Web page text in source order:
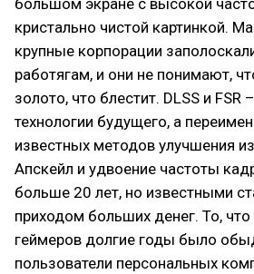
большом экране с высокой
кристально чистой картинкой.
крупные корпорации
работягам, и они не понимают,
золото, что блестит. DLSS и FSR
технологии будущего, а
известных методов улучшения
Апскейл и удвоение частоты
больше 20 лет, но известными
приходом больших денег. То,
геймеров долгие годы было
пользователи персональных